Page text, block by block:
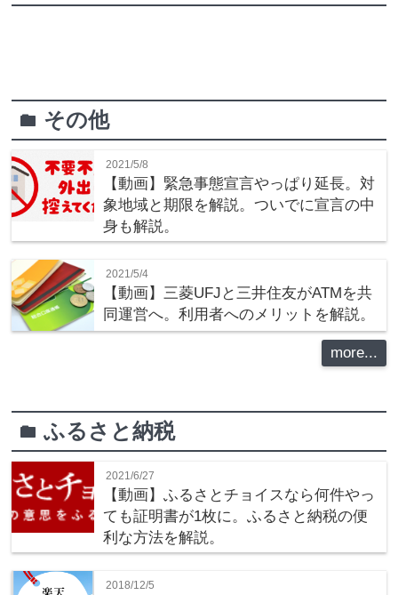
folder その他
2021/5/8
【動画】緊急事態宣言やっぱり延長。対
象地域と期限を解説。ついでに宣言の中
身も解説。
2021/5/4
【動画】三菱UFJと三井住友がATMを共
同運営へ。利用者へのメリットを解説。
more...
folderふるさと納税
2021/6/27
【動画】ふるさとチョイスなら何件やっ
ても証明書が1枚に。ふるさと納税の便
利な方法を解説。
2018/12/5